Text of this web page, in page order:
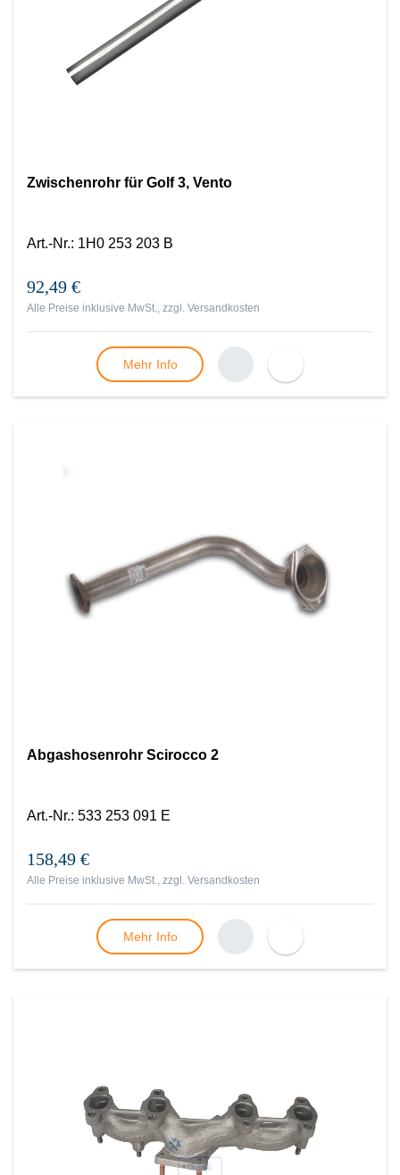
Zwischenrohr für Golf 3, Vento
Art.-Nr.: 1H0 253 203 B
92,49 €
Alle Preise inklusive MwSt., zzgl. Versandkosten
Mehr Info
Abgashosenrohr Scirocco 2
Art.-Nr.: 533 253 091 E
158,49 €
Alle Preise inklusive MwSt., zzgl. Versandkosten
Mehr Info